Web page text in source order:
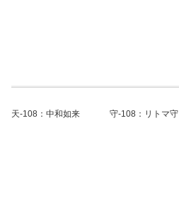
天-108：中和如来 守-108：リトマ守